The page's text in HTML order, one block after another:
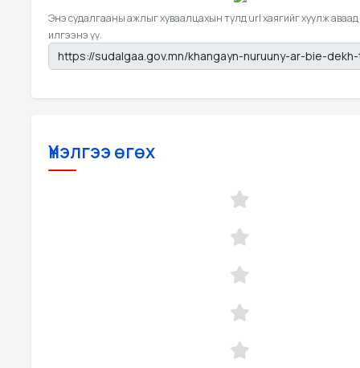
Энэ судалгааны ажлыг хуваалцахын тулд url хаягийг хуулж аваад
илгээнэ үү.
Үнэлгээ өгөх